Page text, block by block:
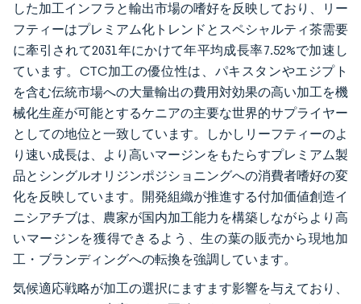
した加工インフラと輸出市場の嗜好を反映しており、リー
フティーはプレミアム化トレンドとスペシャルティ茶需要
に牽引されて2031年にかけて年平均成長率7.52%で加速し
ています。CTC加工の優位性は、パキスタンやエジプト
を含む伝統市場への大量輸出の費用対効果の高い加工を機
械化生産が可能とするケニアの主要な世界的サプライヤー
としての地位と一致しています。しかしリーフティーのよ
り速い成長は、より高いマージンをもたらすプレミアム製
品とシングルオリジンポジショニングへの消費者嗜好の変
化を反映しています。開発組織が推進する付加価値創造イ
ニシアチブは、農家が国内加工能力を構築しながらより高
いマージンを獲得できるよう、生の葉の販売から現地加
工・ブランディングへの転換を強調しています。
気候適応戦略が加工の選択にますます影響を与えており、